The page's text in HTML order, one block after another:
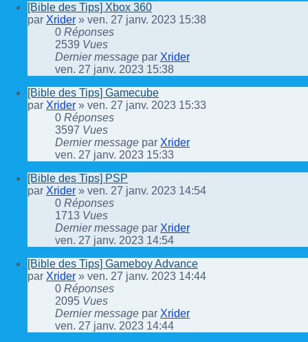
[Bible des Tips] Xbox 360
par Xrider » ven. 27 janv. 2023 15:38
0 Réponses
2539 Vues
Dernier message par Xrider
ven. 27 janv. 2023 15:38
[Bible des Tips] Gamecube
par Xrider » ven. 27 janv. 2023 15:33
0 Réponses
3597 Vues
Dernier message par Xrider
ven. 27 janv. 2023 15:33
[Bible des Tips] PSP
par Xrider » ven. 27 janv. 2023 14:54
0 Réponses
1713 Vues
Dernier message par Xrider
ven. 27 janv. 2023 14:54
[Bible des Tips] Gameboy Advance
par Xrider » ven. 27 janv. 2023 14:44
0 Réponses
2095 Vues
Dernier message par Xrider
ven. 27 janv. 2023 14:44